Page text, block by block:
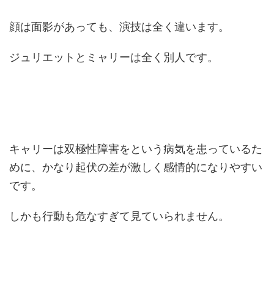
顔は面影があっても、演技は全く違います。
ジュリエットとミャリーは全く別人です。
キャリーは双極性障害をという病気を患っているた
めに、かなり起伏の差が激しく感情的になりやすい
です。
しかも行動も危なすぎて見ていられません。